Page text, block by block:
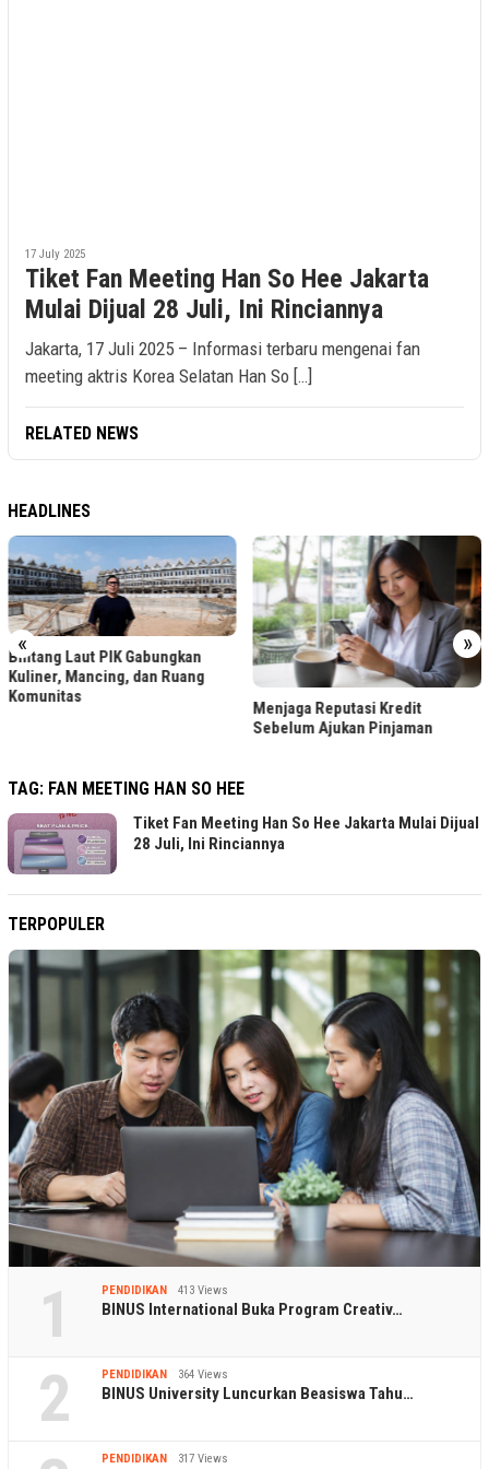
17 July 2025
Tiket Fan Meeting Han So Hee Jakarta
Mulai Dijual 28 Juli, Ini Rinciannya
Jakarta, 17 Juli 2025 – Informasi terbaru mengenai fan
meeting aktris Korea Selatan Han So […]
RELATED NEWS
HEADLINES
« »
Bintang Laut PIK Gabungkan
Kuliner, Mancing, dan Ruang
Komunitas
Menjaga Reputasi Kredit
Sebelum Ajukan Pinjaman
TAG: FAN MEETING HAN SO HEE
Tiket Fan Meeting Han So Hee Jakarta Mulai Dijual
28 Juli, Ini Rinciannya
TERPOPULER
1 PENDIDIKAN 413 Views
BINUS International Buka Program Creativ…
2 PENDIDIKAN 364 Views
BINUS University Luncurkan Beasiswa Tahu…
PENDIDIKAN 317 Views